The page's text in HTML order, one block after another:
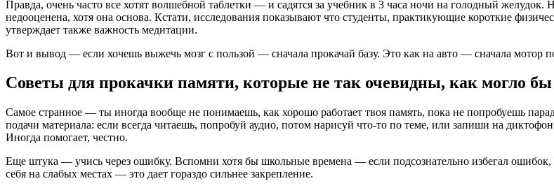
Правда, очень часто все хотят волшебной таблетки — и садятся за учебник в 3 часа ночи на голодный желудок.
недооценена, хотя она основа. Кстати, исследования показывают что студенты, практикующие короткие
утверждает также важность медитации.
Вот и вывод — если хочешь выжечь мозг с пользой — сначала прокачай базу. Это как на авто — сначала мотор
Советы для прокачки памяти, которые не так очевидны, как могло бы
Самое странное — ты иногда вообще не понимаешь, как хорошо работает твоя память, пока не попробуешь
подачи материала: если всегда читаешь, попробуй аудио, потом нарисуй что-то по теме, или запиши на
Иногда помогает, честно.
Еще штука — учись через ошибку. Вспомни хотя бы школьные времена — если подсознательно избегал
себя на слабых местах — это дает гораздо сильнее закрепление.